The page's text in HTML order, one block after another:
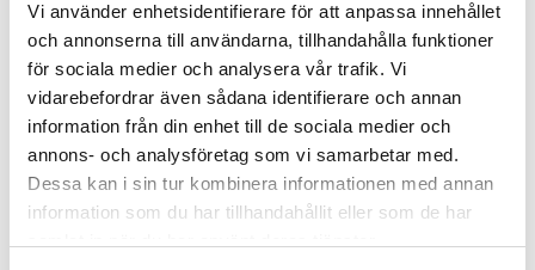
Vi använder enhetsidentifierare för att anpassa innehållet
och annonserna till användarna, tillhandahålla funktioner
för sociala medier och analysera vår trafik. Vi
vidarebefordrar även sådana identifierare och annan
information från din enhet till de sociala medier och
annons- och analysföretag som vi samarbetar med.
Dessa kan i sin tur kombinera informationen med annan
information som du har tillhandahållit eller som de har
Finns i:
Hår Övriga Body Wash
Liknande produkter